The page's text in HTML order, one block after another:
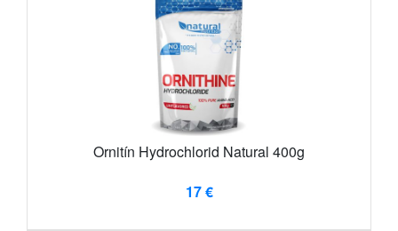
Ornitín Hydrochlorid Natural 400g
17 €